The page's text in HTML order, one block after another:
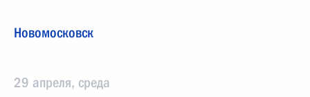
Новомосковск
29 апреля, среда